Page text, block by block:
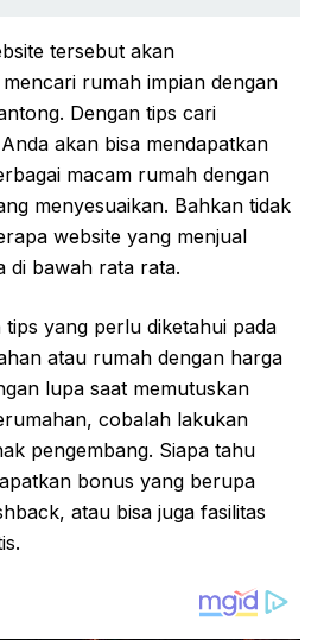
tersebut akan
rumah impian dengan
Dengan tips cari
akan bisa mendapatkan
macam rumah dengan
menyesuaikan. Bahkan tidak
website yang menjual
di bawah rata rata.
yang perlu diketahui pada
atau rumah dengan harga
lupa saat memutuskan
cobalah lakukan
pengembang. Siapa tahu
bonus yang berupa
atau bisa juga fasilitas